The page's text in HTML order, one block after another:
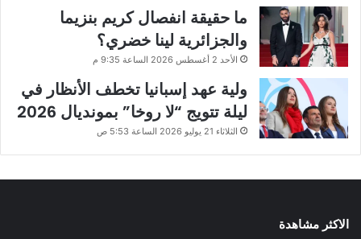
ما حقيقة انفصال كريم بنزيما
والجزائرية لينا خضري؟
الأحد 2 أغسطس 2026 الساعة 9:35 م
ولية عهد إسبانيا تخطف الأنظار في
ليلة تتويج “لا روخا” بمونديال 2026
الثلاثاء 21 يوليو 2026 الساعة 5:53 ص
الاكثر مشاهدة